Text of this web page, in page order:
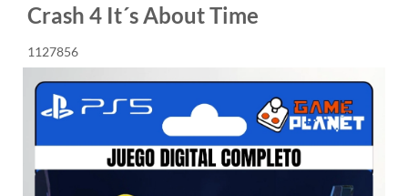
Crash 4 It´s About Time
1127856